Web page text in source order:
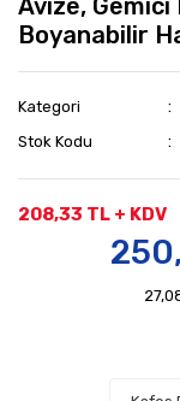
Avize, Gemici
Boyanabilir
Kategori
Stok Kodu
208,33 TL + KDV